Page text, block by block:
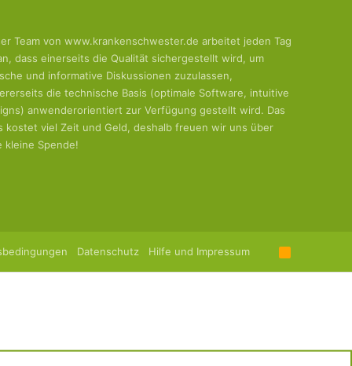
Team von www.krankenschwester.de arbeitet jeden Tag
dass einerseits die Qualität sichergestellt wird, um
und informative Diskussionen zuzulassen,
die technische Basis (optimale Software, intuitive
anwenderorientiert zur Verfügung gestellt wird. Das
kostet viel Zeit und Geld, deshalb freuen wir uns über
kleine Spende!
Datenschutz Hilfe und Impressum
R
S
S